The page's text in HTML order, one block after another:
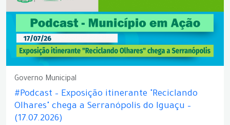
Governo Municipal
#Podcast – Exposição itinerante "Reciclando
Olhares" chega a Serranópolis do Iguaçu –
(17.07.2026)